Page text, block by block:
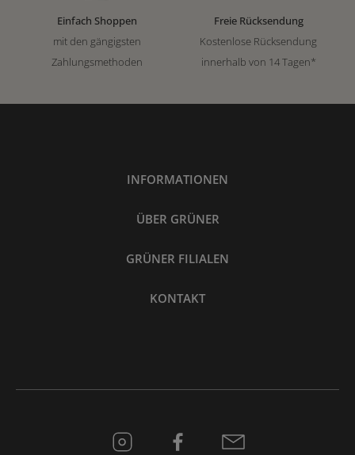
Einfach Shoppen
mit den gängigsten
Zahlungsmethoden
Freie Rücksendung
Kostenlose Rücksendung
innerhalb von 14 Tagen*
INFORMATIONEN
ÜBER GRÜNER
GRÜNER FILIALEN
KONTAKT